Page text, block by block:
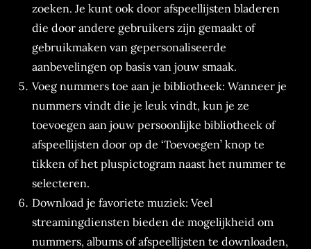
zoeken. Je kunt ook door afspeellijsten bladeren
die door andere gebruikers zijn gemaakt of
gebruikmaken van gepersonaliseerde
aanbevelingen op basis van jouw smaak.
Voeg nummers toe aan je bibliotheek: Wanneer je
nummers vindt die je leuk vindt, kun je ze
toevoegen aan jouw persoonlijke bibliotheek of
afspeellijsten door op de ‘Toevoegen’ knop te
tikken of het pluspictogram naast het nummer te
selecteren.
Download je favoriete muziek: Veel
streamingdiensten bieden de mogelijkheid om
nummers, albums of afspeellijsten te downloaden,